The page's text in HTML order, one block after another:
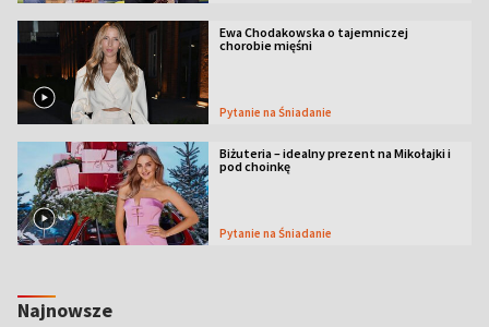
Ewa Chodakowska o tajemniczej
chorobie mięśni
Pytanie na Śniadanie
Biżuteria – idealny prezent na Mikołajki i
pod choinkę
Pytanie na Śniadanie
Najnowsze